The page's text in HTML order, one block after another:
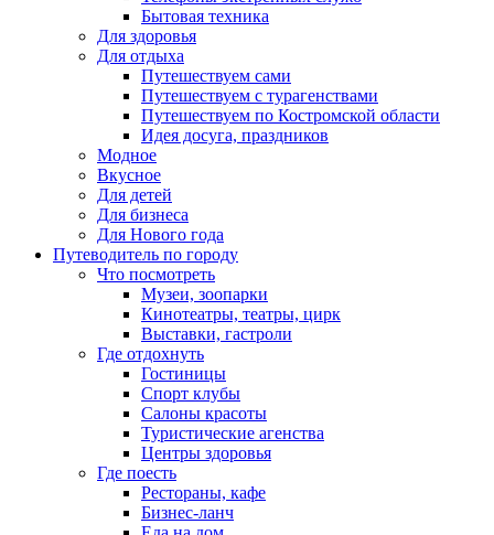
Бытовая техника
Для здоровья
Для отдыха
Путешествуем сами
Путешествуем с турагенствами
Путешествуем по Костромской области
Идея досуга, праздников
Модное
Вкусное
Для детей
Для бизнеса
Для Нового года
Путеводитель по городу
Что посмотреть
Музеи, зоопарки
Кинотеатры, театры, цирк
Выставки, гастроли
Где отдохнуть
Гостиницы
Спорт клубы
Салоны красоты
Туристические агенства
Центры здоровья
Где поесть
Рестораны, кафе
Бизнес-ланч